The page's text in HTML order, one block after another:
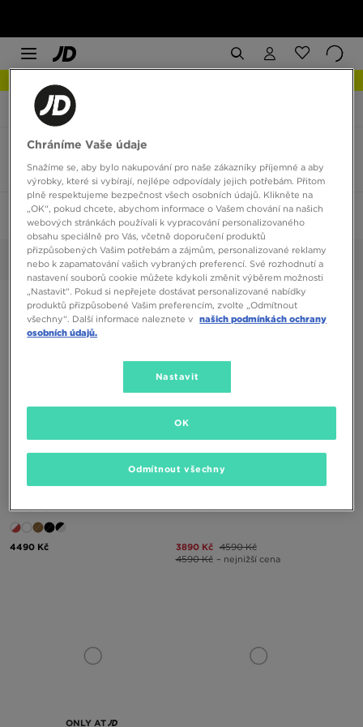
JD Sports Salomon XT-6
Salomon XT-6 velikost 42
4 produkty
Seřadit:Doporučené Filtrovat
Vybrané: 42 Smazat vše
SALOMON XT-6
4490 Kč
SALOMON XT-6
3890 Kč 4590 Kč
4590 Kč – nejnižší cena
ONLY AT
Chráníme Vaše údaje
Snažíme se, aby bylo nakupování pro naše zákazníky příjemné a aby
výrobky, které si vybírají, nejlépe odpovídaly jejich potřebám. Přitom
plně respektujeme bezpečnost všech osobních údajů. Klikněte na
„OK“, pokud chcete, abychom informace o Vašem chování na našich
webových stránkách používali k vypracování personalizovaného
obsahu speciálně pro Vás, včetně doporučení produktů
přizpůsobených Vašim potřebám a zájmům, personalizované reklamy
nebo k zapamatování vašich vybraných preferencí. Své rozhodnutí a
nastavení souborů cookie můžete kdykoli změnit výběrem možnosti
„Nastavit“. Pokud si nepřejete dostávat personalizované nabídky
produktů přizpůsobené Vašim preferencím, zvolte „Odmítnout
všechny“. Další informace naleznete v našich podmínkách ochrany
osobních údajů.
Nastavit
Odmítnout všechny
OK